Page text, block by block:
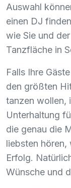
Auswahl
einen DJ
wie Sie und
Tanzfläche in
Falls Ihre
den größten
tanzen wollen,
Unterhaltung
die genau die
liebsten hören,
Erfolg.
Wünsche und